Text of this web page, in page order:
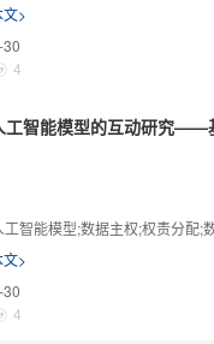
>
4
工智能模型的互动研究——
智能模型;数据主权;权责分配;
>
4